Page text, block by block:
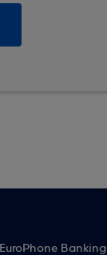
EuroPhone Banking